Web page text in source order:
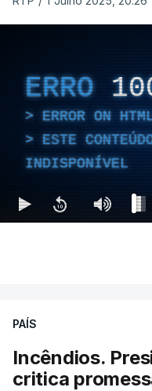
ERRO
ERROR ON
ESTE
INDISPONÍVEL
PAÍS
Incêndios.
critica